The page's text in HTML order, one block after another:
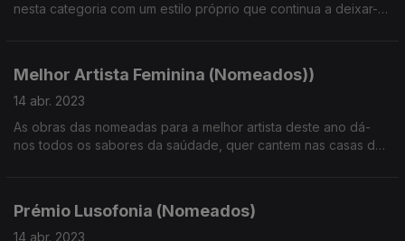
nesta categoria com um estilo próprio que continua a deixar-
Melhor Artista Feminina (Nomeados))
14 abr. 2023
As obras das nomeadas para a melhor artista deste ano dá-
nos todos os sabores da saúdade, quer cantem nas casas de
Prémio Lusofonia (Nomeados)
14 abr. 2023